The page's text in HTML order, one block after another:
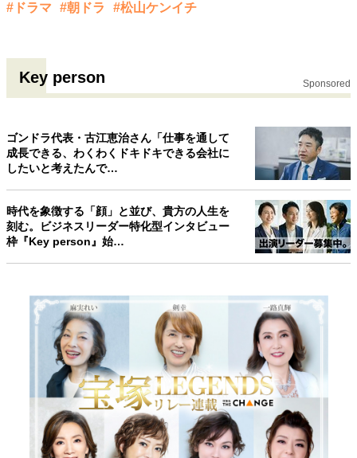
#ドラマ #朝ドラ #松山ケンイチ
Key person Sponsored
ゴンドラ代表・古江恵治さん「仕事を通して
成長できる、わくわくドキドキできる会社に
したいと考えたんで…
時代を象徴する「顔」と並び、貴方の人生を
刻む。ビジネスリーダー特化型インタビュー
枠『Key person』始…